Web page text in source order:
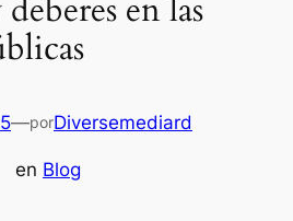
en las
—porDiversemediard
en Blog